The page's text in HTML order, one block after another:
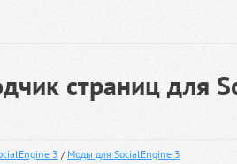
страниц для
3 / Моды для SocialEngine 3